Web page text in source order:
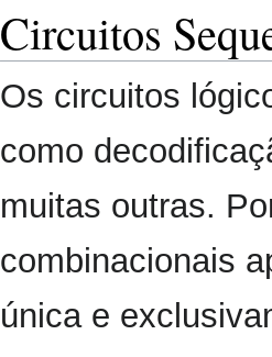
Circuitos
Os circuitos
como
muitas outras.
combinacionais
única e